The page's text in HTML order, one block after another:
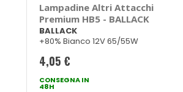
Lampadine Altri Attacchi
Premium HB5 - BALLACK
BALLACK
+80% Bianco 12V 65/55W
4,05 €
CONSEGNA IN
48H